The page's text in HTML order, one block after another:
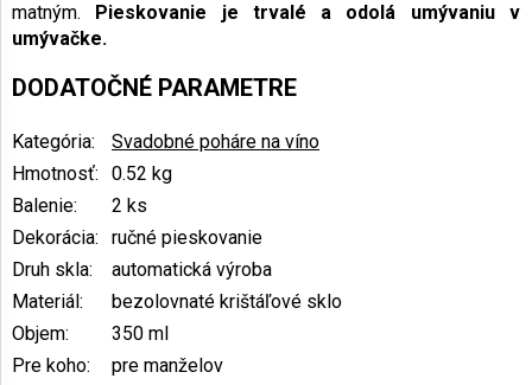
matným.
Pieskovanie je trvalé a odolá umývaniu v
umývačke.
DODATOČNÉ PARAMETRE
Kategória:
Svadobné poháre na víno
Hmotnosť:
0.52 kg
Balenie:
2 ks
Dekorácia:
ručné pieskovanie
Druh skla:
automatická výroba
Materiál :
bezolovnaté krištáľové sklo
Objem:
350 ml
Pre koho:
pre manželov